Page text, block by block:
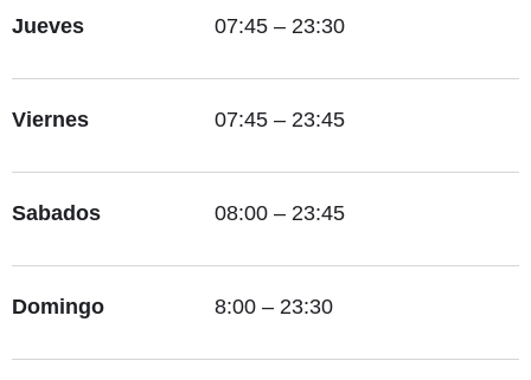
Jueves 07:45 – 23:30
Viernes 07:45 – 23:45
Sabados 08:00 – 23:45
Domingo 8:00 – 23:30